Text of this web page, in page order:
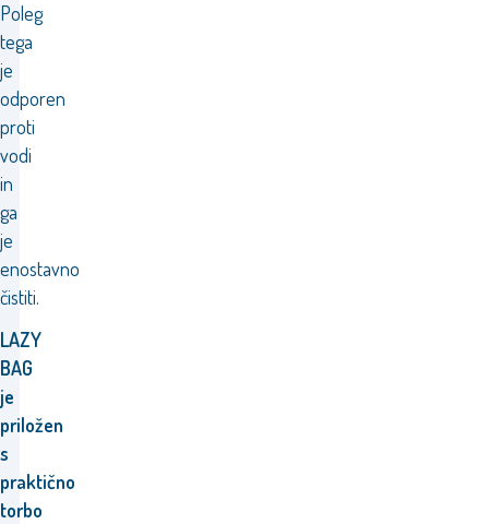
Poleg
tega
je
odporen
proti
vodi
in
ga
je
enostavno
čistiti.
LAZY
BAG
je
priložen
s
praktično
torbo